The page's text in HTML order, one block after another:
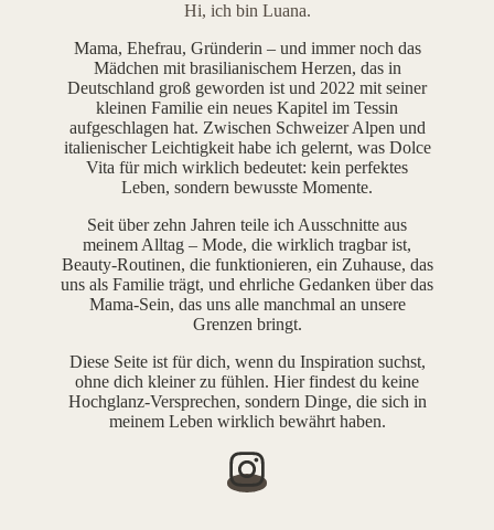
Hi, ich bin Luana.
Mama, Ehefrau, Gründerin – und immer noch das
Mädchen mit brasilianischem Herzen, das in
Deutschland groß geworden ist und 2022 mit seiner
kleinen Familie ein neues Kapitel im Tessin
aufgeschlagen hat. Zwischen Schweizer Alpen und
italienischer Leichtigkeit habe ich gelernt, was Dolce
Vita für mich wirklich bedeutet: kein perfektes
Leben, sondern bewusste Momente.
Seit über zehn Jahren teile ich Ausschnitte aus
meinem Alltag – Mode, die wirklich tragbar ist,
Beauty-Routinen, die funktionieren, ein Zuhause, das
uns als Familie trägt, und ehrliche Gedanken über das
Mama-Sein, das uns alle manchmal an unsere
Grenzen bringt.
Diese Seite ist für dich, wenn du Inspiration suchst,
ohne dich kleiner zu fühlen. Hier findest du keine
Hochglanz-Versprechen, sondern Dinge, die sich in
meinem Leben wirklich bewährt haben.